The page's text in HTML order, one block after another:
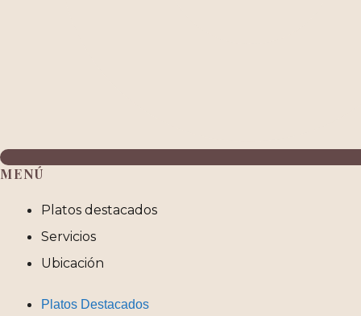
MENÚ
Platos destacados
Servicios
Ubicación
Platos Destacados